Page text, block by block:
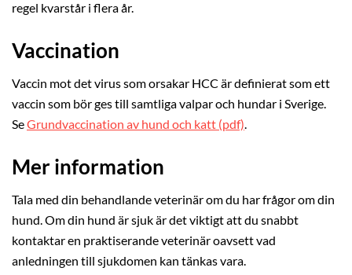
regel kvarstår i flera år.
Vaccination
Vaccin mot det virus som orsakar HCC är definierat som ett
vaccin som bör ges till samtliga valpar och hundar i Sverige.
SeGrundvaccination av hund och katt (pdf).
Mer information
Tala med din behandlande veterinär om du har frågor om din
hund. Om din hund är sjuk är det viktigt att du snabbt
kontaktar en praktiserande veterinär oavsett vad
anledningen till sjukdomen kan tänkas vara.